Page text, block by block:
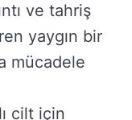
ve tahriş
yaygın bir
mücadele
cilt için